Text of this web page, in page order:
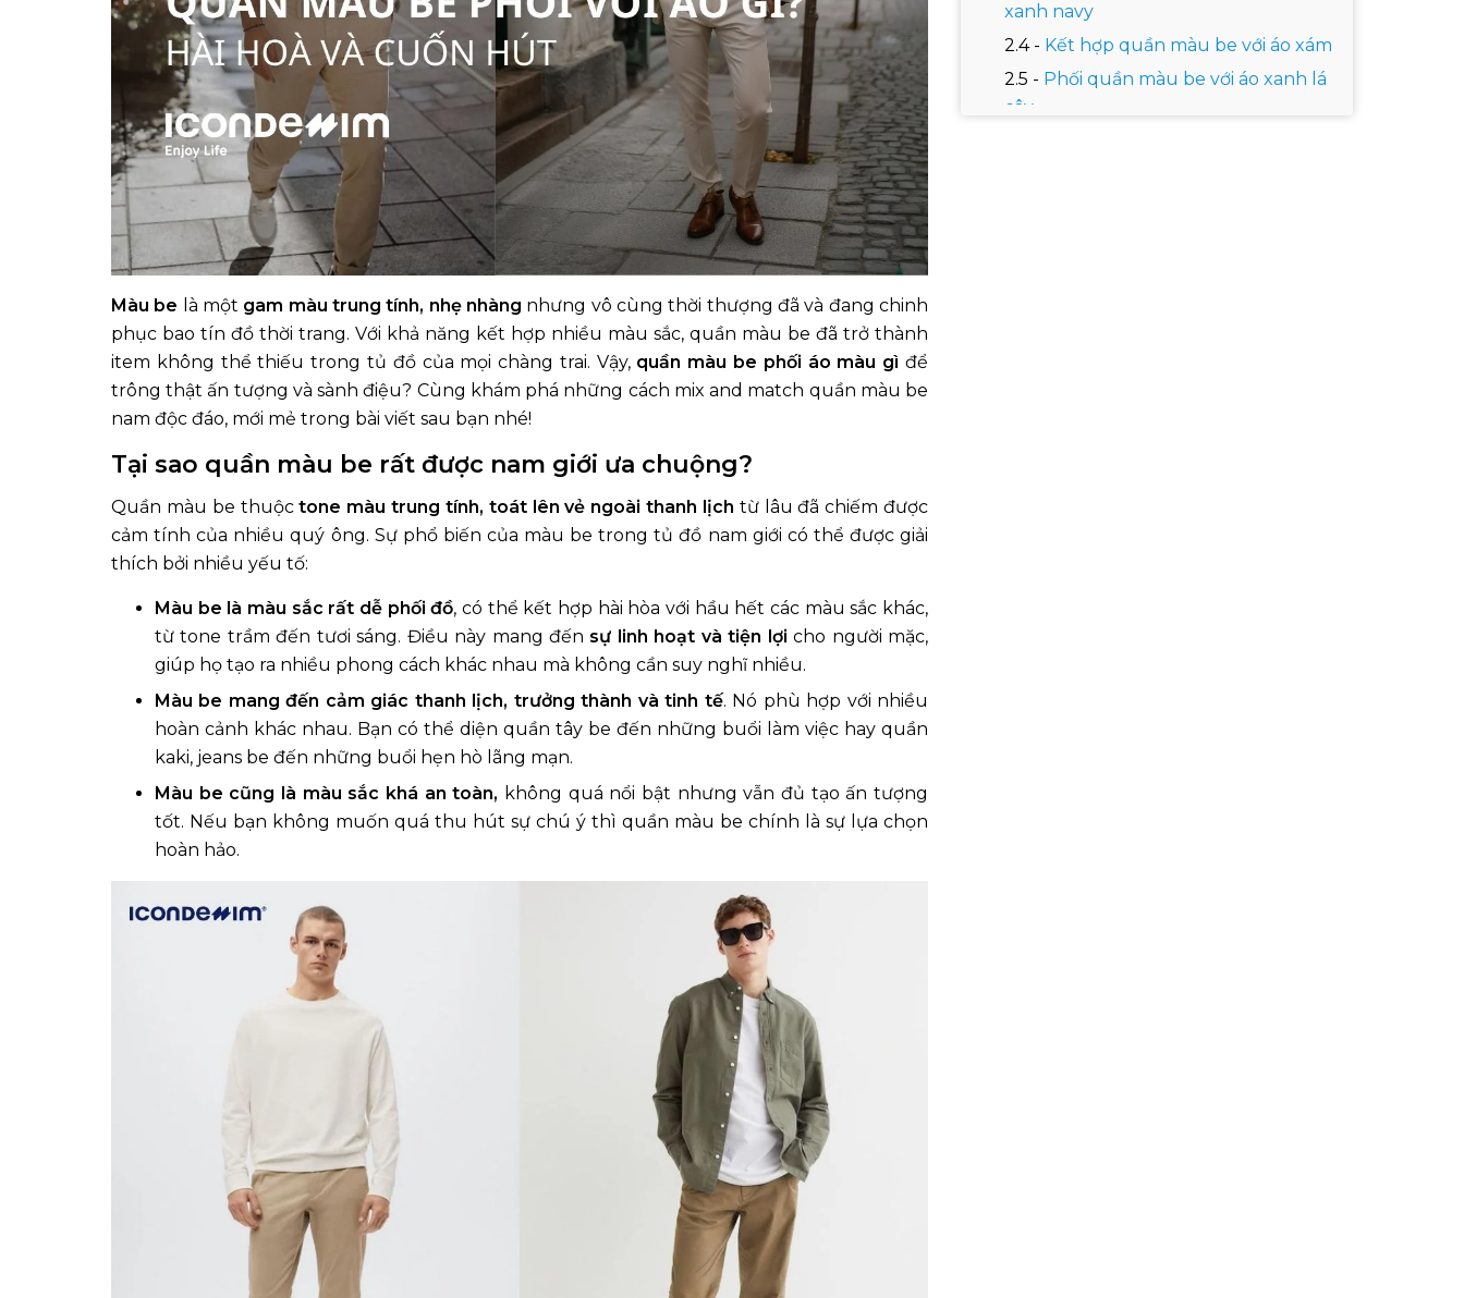
Màu be là một gam màu trung tính, nhẹ nhàng nhưng vô cùng thời thượng đã và đang chinh
phục bao tín đồ thời trang. Với khả năng kết hợp nhiều màu sắc, quần màu be đã trở thành
item không thể thiếu trong tủ đồ của mọi chàng trai. Vậy, quần màu be phối áo màu gìđể
trông thật ấn tượng và sành điệu? Cùng khám phá những cách mix and match quần màu be
nam độc đáo, mới mẻ trong bài viết sau bạn nhé!
Tại sao quần màu be rất được nam giới ưa chuộng?
Quần màu be thuộctone màu trung tính, toát lên vẻ ngoài thanh lịch từ lâu đã chiếm được
cảm tính của nhiều quý ông. Sự phổ biến của màu be trong tủ đồ nam giới có thể được giải
thích bởi nhiều yếu tố:
Màu be là màu sắc rất dễ phối đồ, có thể kết hợp hài hòa với hầu hết các màu sắc khác,
từ tone trầm đến tươi sáng. Điều này mang đến sự linh hoạt và tiện lợi cho người mặc,
giúp họ tạo ra nhiều phong cách khác nhau mà không cần suy nghĩ nhiều.
Màu be mang đến cảm giác thanh lịch, trưởng thành và tinh tế. Nó phù hợp với nhiều
hoàn cảnh khác nhau. Bạn có thể diện quần tây be đến những buổi làm việc hay quần
kaki, jeans be đến những buổi hẹn hò lãng mạn.
Màu be cũng là màu sắc khá an toàn, không quá nổi bật nhưng vẫn đủ tạo ấn tượng
tốt. Nếu bạn không muốn quá thu hút sự chú ý thì quần màu be chính là sự lựa chọn
hoàn hảo.
xanh navy
Kết hợp quần màu be với áo xám
Phối quần màu be với áo xanh lá
cây